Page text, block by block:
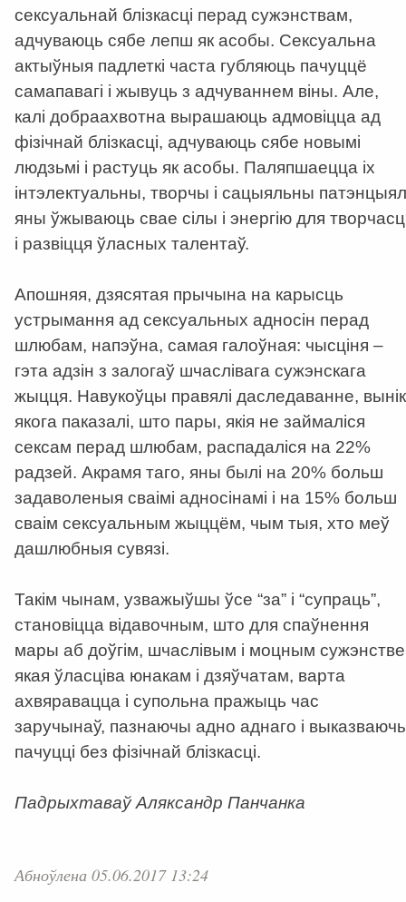
сексуальнай блізкасці перад сужэнствам,
адчуваюць сябе лепш як асобы. Сексуальна
актыўныя падлеткі часта губляюць пачуццё
самапавагі і жывуць з адчуваннем віны. Але,
калі добраахвотна вырашаюць адмовіцца ад
фізічнай блізкасці, адчуваюць сябе новымі
людзьмі і растуць як асобы. Паляпшаецца іх
інтэлектуальны, творчы і сацыяльны
яны ўжываюць свае сілы і энергію для
і развіцця ўласных талентаў.
Апошняя, дзясятая прычына на карысць
устрымання ад сексуальных адносін перад
шлюбам, напэўна, самая галоўная: чысціня –
гэта адзін з залогаў шчаслівага сужэнскага
жыцця. Навукоўцы правялі даследаванне,
якога паказалі, што пары, якія не займаліся
сексам перад шлюбам, распадаліся на 22%
радзей. Акрамя таго, яны былі на 20% больш
задаволеныя сваімі адносінамі і на 15% больш
сваім сексуальным жыццём, чым тыя, хто меў
дашлюбныя сувязі.
Такім чынам, узважыўшы ўсе “за” і “супраць”,
становіцца відавочным, што для спаўнення
мары аб доўгім, шчаслівым і моцным
якая ўласціва юнакам і дзяўчатам, варта
ахвяравацца і супольна пражыць час
заручынаў, пазнаючы адно аднаго і
пачуцці без фізічнай блізкасці.
Падрыхтаваў Аляксандр Панчанка
Абноўлена 05.06.2017 13:24